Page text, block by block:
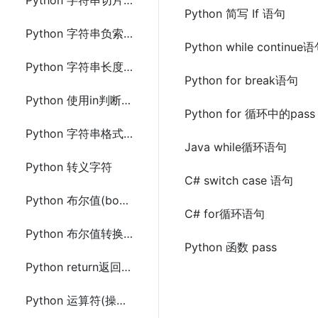
Python 字符串负索引(Negative Indexing)
Python 字符串长度(len)
Python 使用in判断字符串
Python 字符串格式化(format)
Python 转义字符
Python 布尔值(bool)
Python 布尔值转换(bool())
Python return返回布尔值
Python 运算符(操作符)
Python 简写 If 语句
Python while continue语
Python for break语句
Python for 循环中的pass
Java while循环语句
C# switch case 语句
C# for循环语句
Python 函数 pass